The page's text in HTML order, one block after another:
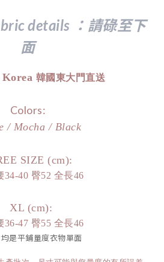
details ：請碌至下
面
韓國東大門直送
Colors:
/ Mocha / Black
SIZE (cm):
34-40 臀52 全長46
XL (cm):
36-47 臀55 全長46
是平鋪量度衣物單面